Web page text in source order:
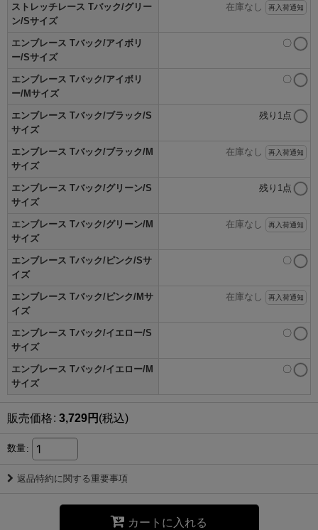
ストレッチレース Tバック/グリー
ン/Sサイズ
在庫なし 再入荷通知
エンブレース Tバック/アイボリ
ー/Sサイズ
〇
エンブレース Tバック/アイボリ
ー/Mサイズ
〇
エンブレース Tバック/ブラック/S
サイズ
残り1点
エンブレース Tバック/ブラック/M
サイズ
在庫なし 再入荷通知
エンブレース Tバック/グリーン/S
サイズ
残り1点
エンブレース Tバック/グリーン/M
サイズ
在庫なし 再入荷通知
エンブレース Tバック/ピンク/Sサ
イズ
〇
エンブレース Tバック/ピンク/Mサ
イズ
在庫なし 再入荷通知
エンブレース Tバック/イエロー/S
サイズ
〇
エンブレース Tバック/イエロー/M
サイズ
〇
販売価格: 3,729円 (税込)
数量:
返品特約に関する重要事項
カートに入れる